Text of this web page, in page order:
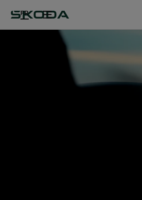
FR